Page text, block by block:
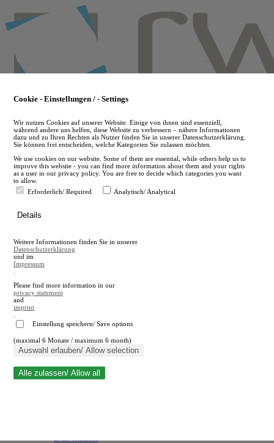
to
main
en
A
A
Suche schließen
Cookie - Einstellungen / - Settings
Wir nutzen Cookies auf unserer Website. Einige von ihnen sind essenziell,
während andere uns helfen, diese Website zu verbessern – nähere Informationen
dazu und zu Ihren Rechten als Nutzer finden Sie in unserer Datenschutzerklärung.
Sie können frei entscheiden, welche Kategorien Sie zulassen möchten.
We use cookies on our website. Some of them are essential, while others help us to
improve this website - you can find more information about them and your rights
as a user in our privacy policy. You are free to decide which categories you want
to allow.
Erforderlich/ Required
Analytisch/ Analytical
Details
Weitere Informationen finden Sie in unserer
Datenschutzerklärung
und im
Impressum
Please find more information in our
privacy statement
and
imprint
Einstellung speichern/ Save options
(maximal 6 Monate / maximum 6 month)
Auswahl erlauben/ Allow selection
Alle zulassen/ Allow all